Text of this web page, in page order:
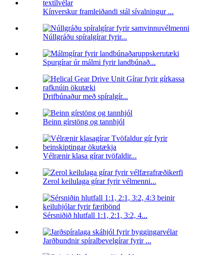
Kínverskur framleiðandi stál sívalningur ...
Núllgráðu spíralgírar fyrir...
Spurgírar úr málmi fyrir landbúnað...
Drifbúnaður með spíralgír...
Beinn gírstöng og tannhjól
Vélrænir klasa gírar tvöfaldir...
Zerol keilulaga gírar fyrir vélmenni...
Sérsniðið hlutfall 1:1, 2:1, 3:2, 4...
Jarðbundnir spíralbevelgírar fyrir ...